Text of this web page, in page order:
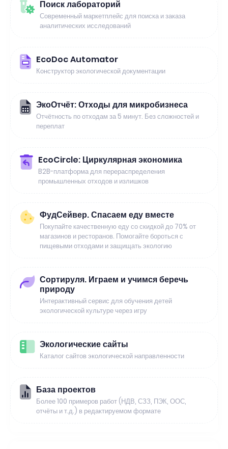
Поиск лабораторий
Современный маркетплейс для поиска и заказа
аналитических исследований
EcoDoc Automator
Конструктор экологической документации
ЭкоОтчёт: Отходы для микробизнеса
Отчётность по отходам за 5 минут. Без сложностей и
переплат
EcoCircle: Циркулярная экономика
B2B-платформа для перераспределения
промышленных отходов и излишков
ФудСейвер. Спасаем еду вместе
Покупайте качественную еду со скидкой до 70% от
магазинов и ресторанов. Помогайте бороться с
пищевыми отходами и защищать экологию
Сортируля. Играем и учимся беречь
природу
Интерактивный сервис для обучения детей
экологической культуре через игру
Экологические сайты
Каталог сайтов экологической направленности
База проектов
Более 100 примеров работ (НДВ, СЗЗ, ПЭК, ООС,
отчёты и т.д.) в редактируемом формате